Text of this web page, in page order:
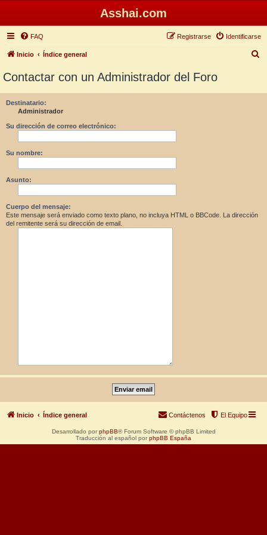
Asshai.com
FAQ Identificarse
Registrarse
Inicio Índice general
Contactar con un Administrador del Foro
Destinatario:
Administrador
Su dirección de correo electrónico:
Su nombre:
Asunto:
Cuerpo del mensaje:
Este mensaje será enviado como texto plano, no incluya HTML o BBCode. La dirección
del remitente será su dirección de email.
Inicio Índice general El Equipo
Contáctenos
Desarrollado por phpBB® Forum Software © phpBB Limited
Traducción al español por phpBB España